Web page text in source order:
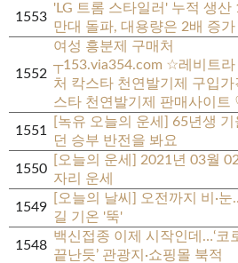
1553
'LG 트롬 스타일러' 누적 생산
만대 돌파, 대용량은 2배 증가
1552
여성 흥분제 구매처
┬153.via354.com ☆레비트라
처 칵스타 천연발기제 구입가
스타 천연발기제 판매사이트
1551
[녹유 오늘의 운세] 65년생 기
던 승부 반전을 봐요
1550
[오늘의 운세] 2021년 03월
자리 운세
1549
[오늘의 날씨] 오전까지 비·
길 기온 '뚝'
1548
백신접종 이제 시작인데…‘코
끝난듯’ 관광지·쇼핑몰 북적